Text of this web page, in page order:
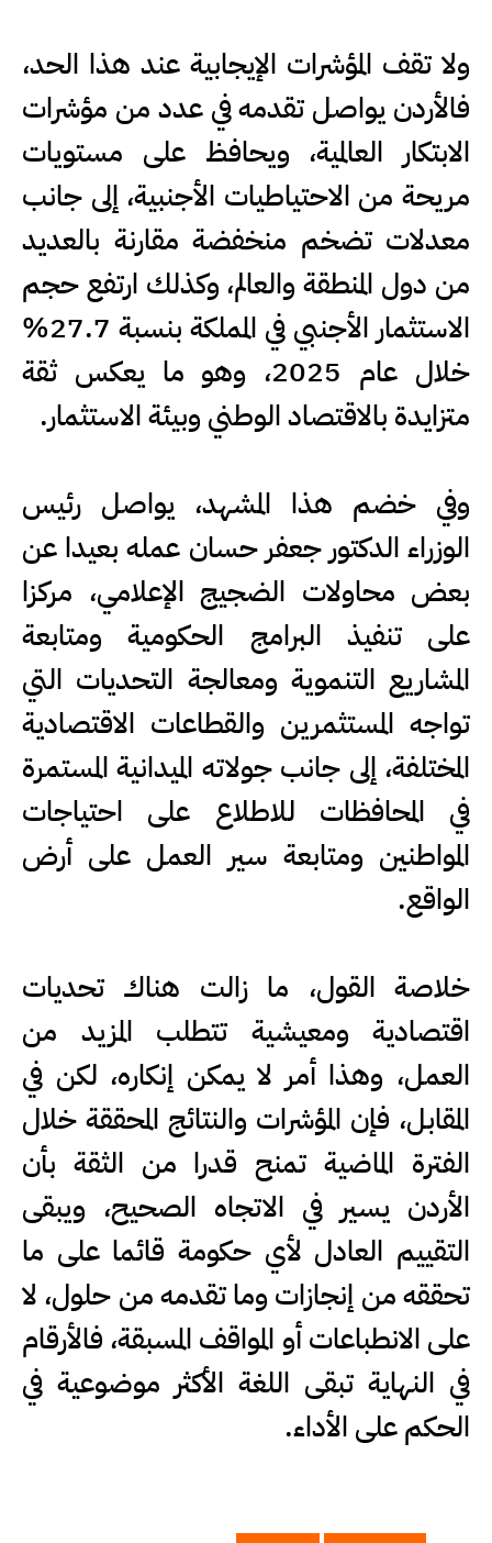
ولا تقف المؤشرات الإيجابية عند هذا الحد،
فالأردن يواصل تقدمه في عدد من مؤشرات
الابتكار العالمية، ويحافظ على مستويات
مريحة من الاحتياطيات الأجنبية، إلى جانب
معدلات تضخم منخفضة مقارنة بالعديد
من دول المنطقة والعالم، وكذلك ارتفع حجم
الاستثمار الأجنبي في المملكة بنسبة 27.7%
خلال عام 2025، وهو ما يعكس ثقة
متزايدة بالاقتصاد الوطني وبيئة الاستثمار.
وفي خضم هذا المشهد، يواصل رئيس
الوزراء الدكتور جعفر حسان عمله بعيدا عن
بعض محاولات الضجيج الإعلامي، مركزا
على تنفيذ البرامج الحكومية ومتابعة
المشاريع التنموية ومعالجة التحديات التي
تواجه المستثمرين والقطاعات الاقتصادية
المختلفة، إلى جانب جولاته الميدانية المستمرة
في المحافظات للاطلاع على احتياجات
المواطنين ومتابعة سير العمل على أرض
الواقع.
خلاصة القول، ما زالت هناك تحديات
اقتصادية ومعيشية تتطلب المزيد من
العمل، وهذا أمر لا يمكن إنكاره، لكن في
المقابل، فإن المؤشرات والنتائج المحققة خلال
الفترة الماضية تمنح قدرا من الثقة بأن
الأردن يسير في الاتجاه الصحيح، ويبقى
التقييم العادل لأي حكومة قائما على ما
تحققه من إنجازات وما تقدمه من حلول، لا
على الانطباعات أو المواقف المسبقة، فالأرقام
في النهاية تبقى اللغة الأكثر موضوعية في
الحكم على الأداء.